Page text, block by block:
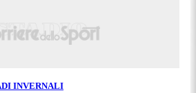
INVERNALI